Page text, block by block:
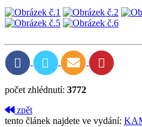
počet zhlédnutí: 3772
zpět
tento článek najdete ve vydání: